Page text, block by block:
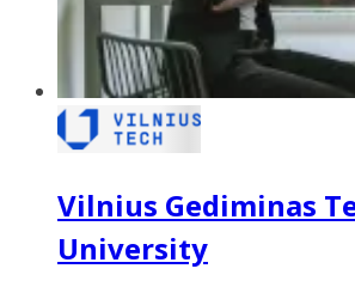
Vilnius Gediminas
University